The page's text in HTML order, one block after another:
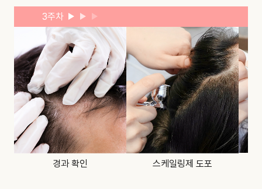
3주차
경과 확인 스케일링제 도포